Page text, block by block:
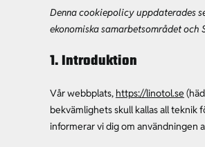
Denna cookiepolicy uppdaterades
ekonomiska samarbetsområdet och
1. Introduktion
Vår webbplats, https://linotol.se
bekvämlighets skull kallas all teknik
informerar vi dig om användningen